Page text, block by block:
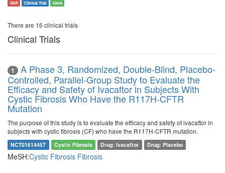
SNP Clinical Trial Gene
There are 16 clinical trials
Clinical Trials
1
A Phase 3, Randomized, Double-Blind, Placebo-
Controlled, Parallel-Group Study to Evaluate the
Efficacy and Safety of Ivacaftor in Subjects With
Cystic Fibrosis Who Have the R117H-CFTR
Mutation
The purpose of this study is to evaluate the efficacy and safety of ivacaftor in
subjects with cystic fibrosis (CF) who have the R117H-CFTR mutation.
NCT01614457 Cystic Fibrosis Drug: Ivacaftor Drug: Placebo
MeSH:Cystic Fibrosis Fibrosis